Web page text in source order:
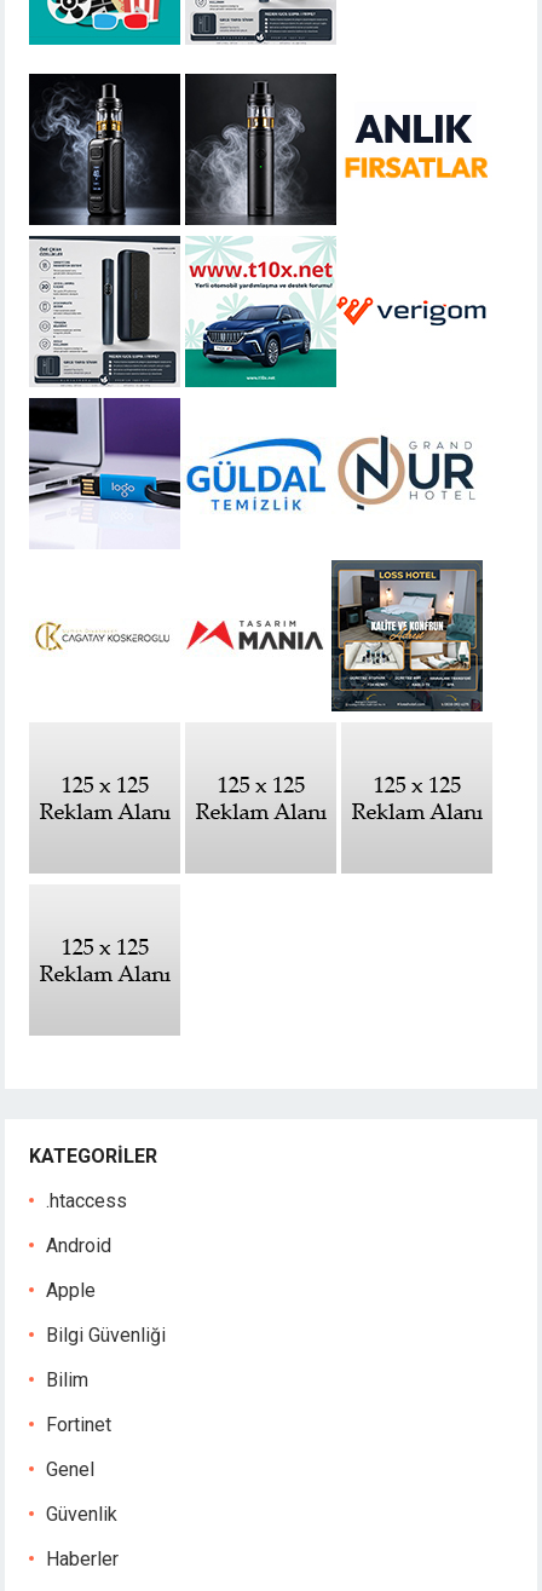
KATEGORILER
.htaccess
Android
Apple
Bilgi Güvenliği
Bilim
Fortinet
Genel
Güvenlik
Haberler